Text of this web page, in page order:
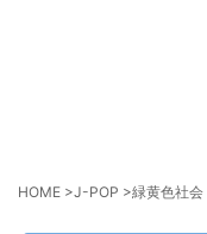
HOME >J-POP >緑黄色社会